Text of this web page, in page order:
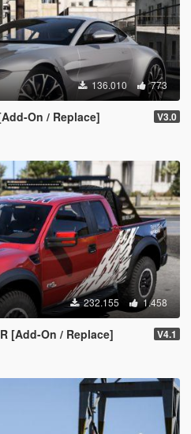
136.010 773
On / Replace] V3.0
232.155 1.458
[Add-On / Replace] V4.1